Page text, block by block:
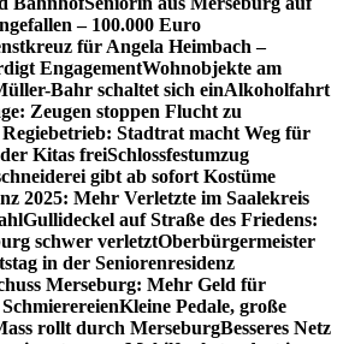
– 100.000 Euro
für Angela Heimbach –
EngagementWohnobjekte am
Bahr schaltet sich einAlkoholfahrt
Zeugen stoppen Flucht zu
Stadtrat macht Weg für
Kitas freiSchlossfestumzug
gibt ab sofort Kostüme
2025: Mehr Verletzte im Saalekreis
Gullideckel auf Straße des Friedens:
schwer verletztOberbürgermeister
in der Seniorenresidenz
Merseburg: Mehr Geld für
Kleine Pedale, große
rollt durch MerseburgBesseres Netz